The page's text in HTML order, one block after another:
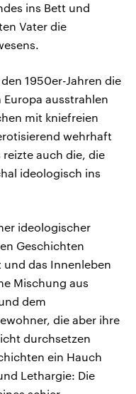
ins Bett und
Vater die
1950er-Jahren die
ausstrahlen
mit kniefreien
wehrhaft
reizte auch die, die
ideologisch ins
ideologischer
Geschichten
das Innenleben
Mischung aus
dem
die aber ihre
durchsetzen
ein Hauch
Lethargie: Die